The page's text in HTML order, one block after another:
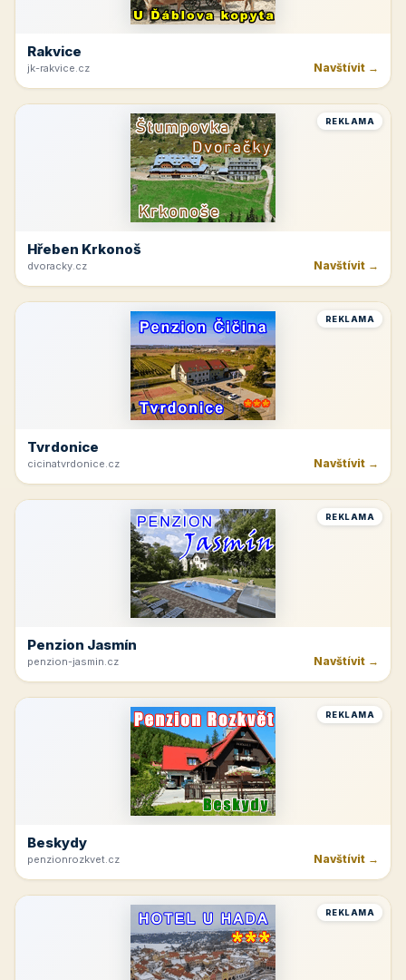
Rakvice
jk-rakvice.cz Navštívit →
REKLAMA
Hřeben Krkonoš
dvoracky.cz Navštívit →
REKLAMA
Tvrdonice
cicinatvrdonice.cz Navštívit →
REKLAMA
Penzion Jasmín
penzion-jasmin.cz Navštívit →
REKLAMA
Beskydy
penzionrozkvet.cz Navštívit →
REKLAMA